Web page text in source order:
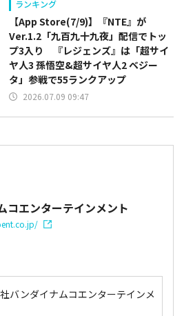
ランキング
【App Store(7/9)】『NTE』が
Ver.1.2「九百九十九夜」配信でトッ
プ3入り 『レジェンズ』は「超サイ
ヤ人3 孫悟空&超サイヤ人2 ベジー
タ」参戦で55ランクアップ
2026.07.09 09:47
コエンターテインメント
バンダイナムコエンターテインメ